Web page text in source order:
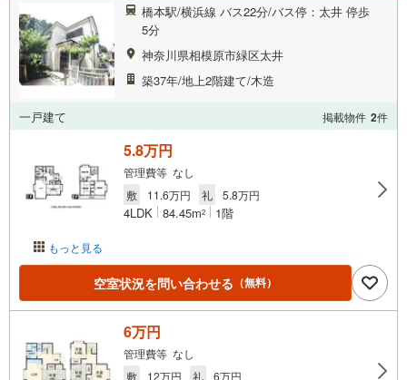
橋本駅/横浜線 バス22分/バス停：太井 停歩
5分
神奈川県相模原市緑区太井
築37年/地上2階建て/木造
一戸建て 掲載物件 2件
もっと見る
5.8万円
管理費等 なし
敷
11.6万円 礼 5.8万円
4LDK 84.45m2 1階
空室状況を問い合わせる （無料）
6万円
管理費等 なし
敷
12万円 礼 6万円